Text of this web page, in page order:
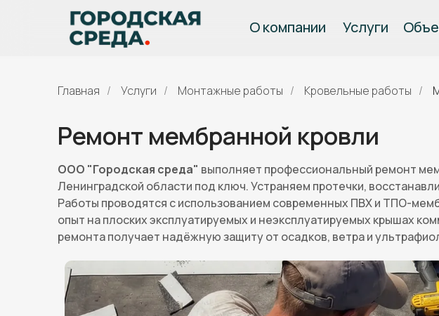
О компании Услуги
Главная / Услуги / Монтажные работы / Кровельные работы /
Ремонт мембранной кровли
ООО "Городская среда" выполняет профессиональный ремонт
Ленинградской области под ключ. Устраняем протечки,
Работы проводятся с использованием современных ПВХ и ТПО-
опыт на плоских эксплуатируемых и неэксплуатируемых крышах
ремонта получает надёжную защиту от осадков, ветра и